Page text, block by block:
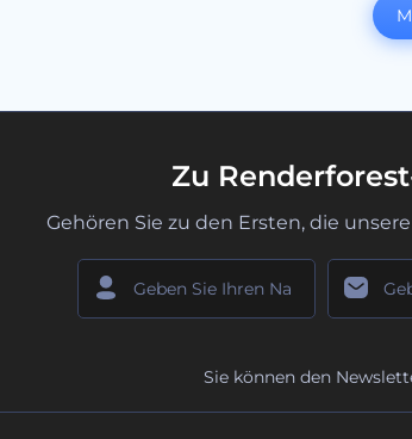
Zu
Gehören Sie zu den Ersten, die
Sie können den